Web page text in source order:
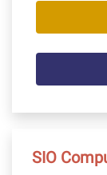
SIO